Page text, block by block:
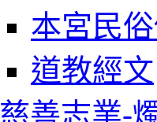
本宮民
道教經文
慈善志業-